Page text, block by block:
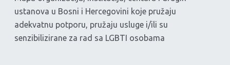
ustanova u Bosni i Hercegovini koje pružaju
adekvatnu potporu, pružaju usluge i/ili su
senzibilizirane za rad sa LGBTI osobama